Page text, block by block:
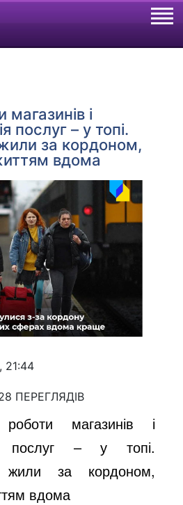
магазинів і
послуг – у топі.
за кордоном,
вдома
21:44
ПЕРЕГЛЯДІВ
магазинів і
послуг – у топі.
жили за кордоном,
вдома